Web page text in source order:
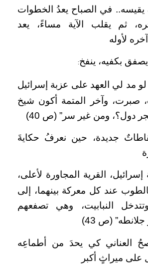
يقيسه.. في الصباح يعدُ الخطوات
ثم يقلب الآية مساءً، يعد
لأوله
بكفيه، ينفخ:
لو مد لي العهد على عزبة إسرائيل
صبرت، وآخر المتمة أكون شيخ
دول؟، ومن غير سر” (ص 40)
جديدة، حين نعرفُ حكايةَ
إسرائيل، القرية المجاورة لأعلى،
عند كل معركة بينهما، إلى
النبابيت، وهي تصفعهم
(ص 43)
العناني كي يحدَ من أطماعِه
على ميراثٍ أكبر